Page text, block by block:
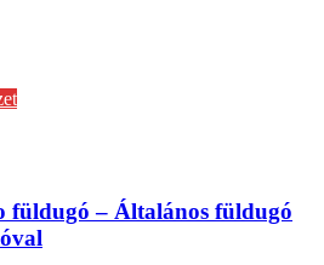
füldugó – Általános füldugó